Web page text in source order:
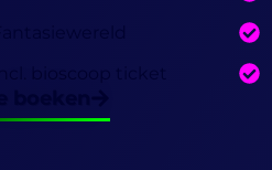
Incl. bioscoop ticket